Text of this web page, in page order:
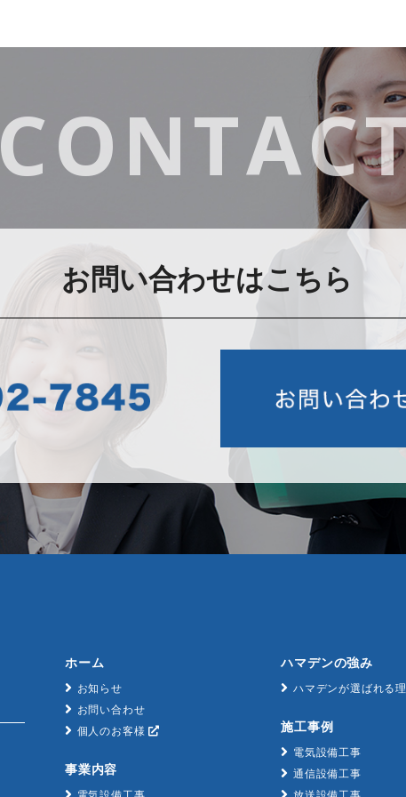
お問い合わせはこちら
ホーム
お知らせ
お問い合わせ
個人のお客様
事業内容
ハマデンの強み
ハマデンが選ばれる
施工事例
電気設備工事
通信設備工事